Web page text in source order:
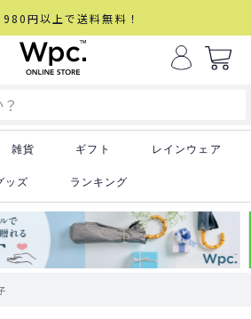
円以上で送料無料！
雑貨 ギフト レインウェア
ッズ ランキング